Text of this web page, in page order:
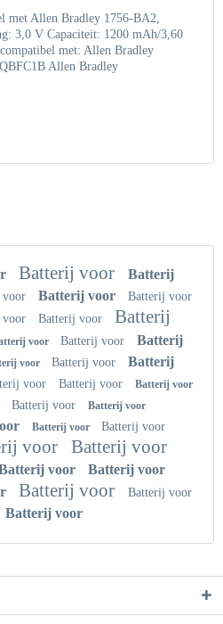
met Allen Bradley 1756-BA2,
3,0 V Capaciteit: 1200 mAh/3,60
met: Allen Bradley
Allen Bradley
Batterij voor
Batterij
voor Batterij voor Batterij voor
voor Batterij voor
Batterij
voor Batterij voor
Batterij
voor Batterij voor
Batterij
voor Batterij voor Batterij voor
Batterij voor Batterij voor
Batterij voor Batterij voor
voor Batterij voor
voor Batterij voor
Batterij voor
Batterij voor
Batterij voor